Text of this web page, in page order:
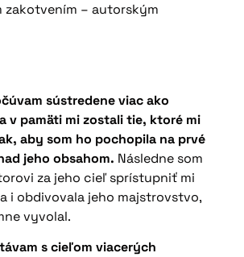
zakotvením – autorským
sústredene viac ako
v pamäti mi zostali tie, ktoré mi
aby som ho pochopila na prvé
jeho obsahom. Následne som
za jeho cieľ sprístupniť mi
i obdivovala jeho majstrovstvo,
vyvolal.
s cieľom viacerých